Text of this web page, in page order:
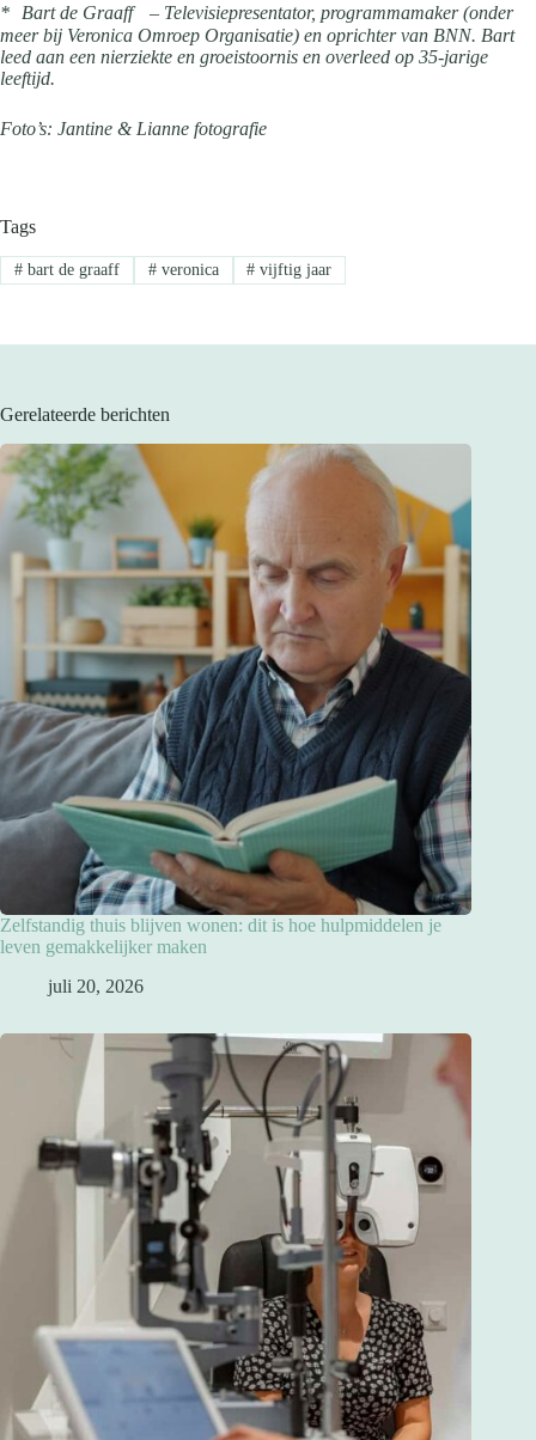
* Bart de Graaff – Televisiepresentator, programmamaker (onder
meer bij Veronica Omroep Organisatie) en oprichter van BNN. Bart
leed aan een nierziekte en groeistoornis en overleed op 35-jarige
leeftijd.
Foto’s: Jantine & Lianne fotografie
Tags
#bart de graaff #veronica # vijftig jaar
Gerelateerde berichten
Zelfstandig thuis blijven wonen: dit is hoe hulpmiddelen je
leven gemakkelijker maken
juli 20, 2026